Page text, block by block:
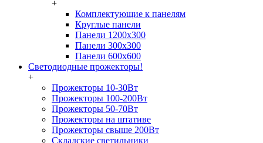
+
Комплектующие к панелям
Круглые панели
Панели 1200х300
Панели 300х300
Панели 600х600
Светодиодные прожекторы!
+
Прожекторы 10-30Вт
Прожекторы 100-200Вт
Прожекторы 50-70Вт
Прожекторы на штативе
Прожекторы свыше 200Вт
Складские светильники